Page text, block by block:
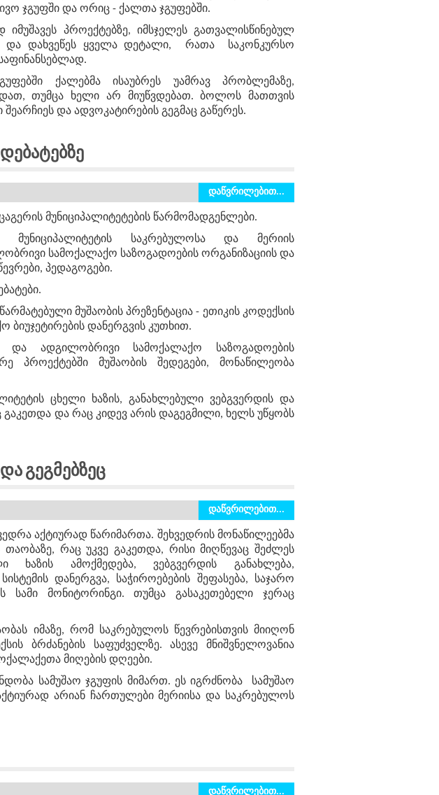
ჯგუფში და ორიც - ქალთა ჯგუფებში.
იმუშავეს პროექტებზე, იმსჯელეს გათვალისწინებულ
და დახვეწეს ყველა დეტალი, რათა საკონკურსო
ქალებმა ისაუბრეს უამრავ პრობლემაზე,
თუმცა ხელი არ მიუწვდებათ. ბოლოს მათთვის
და ადვოკატირების გეგმაც გაწერეს.
დაწვრილებით...
მუნიციპალიტეტების წარმომადგენლები.
მუნიციპალიტეტის საკრებულოსა და მერიის
სამოქალაქო საზოგადოების ორგანიზაციის და
პედაგოგები.
მუშაობის პრეზენტაცია - ეთიკის კოდექსის
ბიუჯეტირების დანერგვის კუთხით.
და ადგილობრივი სამოქალაქო საზოგადოების
პროექტებში მუშაობის შედეგები, მონაწილეობა
ცხელი ხაზის, განახლებული ვებგვერდის და
და რაც კიდევ არის დაგეგმილი, ხელს უწყობს
Გეგმებზეც
დაწვრილებით...
აქტიურად წარიმართა. შეხვედრის მონაწილეებმა
თაობაზე, რაც უკვე გაკეთდა, რისი მიღწევაც შეძლეს
ხაზის ამოქმედება, ვებგვერდის განახლება,
დანერგვა, საჭიროებების შეფასება, საჯარო
სამი მონიტორინგი. თუმცა გასაკეთებელი ჯერაც
იმაზე, რომ საკრებულოს წევრებისთვის მიიღონ
ბრძანების საფუძველზე. ასევე მნიშვნელოვანია
მიღების დღეები.
სამუშაო ჯგუფის მიმართ. ეს იგრძნობა სამუშაო
არიან ჩართულები მერიისა და საკრებულოს
დაწვრილებით...